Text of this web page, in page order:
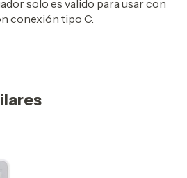
solo es valido para usar con
conexión tipo C.